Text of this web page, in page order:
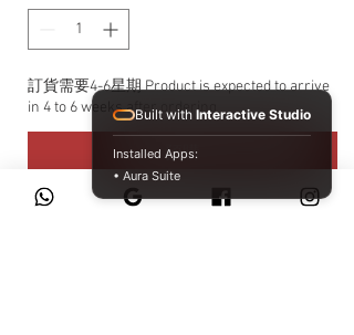
訂貨需要4-6星期 Product is expected to arrive
in 4 to 6 weeks after ordering
預購
Built with Interactive Studio
Installed Apps:
• Aura Suite